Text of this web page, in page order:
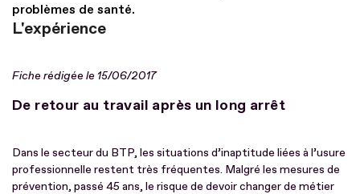
problèmes de santé.
L'expérience
Fiche rédigée le 15/06/2017
De retour au travail après un long arrêt
Dans le secteur du BTP, les situations d’inaptitude liées à l’usure
professionnelle restent très fréquentes. Malgré les mesures de
prévention, passé 45 ans, le risque de devoir changer de métier